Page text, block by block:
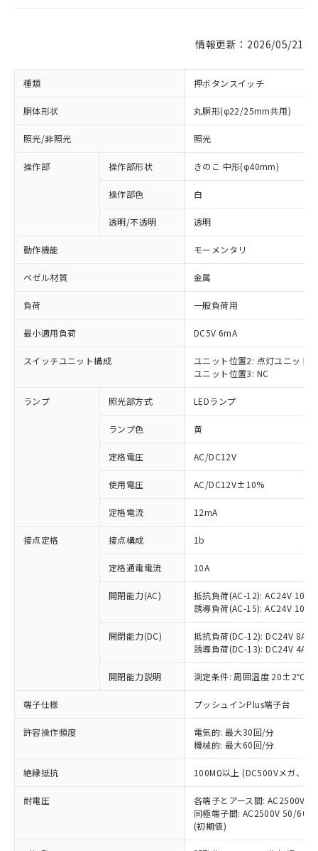
情報更新：2026/05/21
種類 押ボタンスイッチ
胴体形状 丸胴形(φ22/25mm共用)
照光/非照光 照光
操作部 操作部形状 きのこ 中形(φ40mm)
操作部色 白
透明/不透明 透明
動作機能 モーメンタリ
ベゼル材質 金属
負荷 一般負荷用
最小適用負荷 DC5V 6mA
スイッチユニット構成
ユニット位置2: 点灯ユニット
ユニット位置3: NC
ランプ 照光部方式 LEDランプ
ランプ色 黄
定格電圧 AC/DC12V
使用電圧 AC/DC12V±10%
定格電流 12mA
接点定格 接点構成 1b
定格通電電流 10A
開閉能力(AC)
抵抗負荷(AC-12): AC24V 10A/
誘導負荷(AC-15): AC24V
開閉能力(DC)
抵抗負荷(DC-12): DC24V 8A/
誘導負荷(DC-13): DC24V 4A/
開閉能力説明 測定条件: 周囲温度 20±2℃、
端子仕様 プッシュインPlus端子台
許容操作頻度
電気的: 最大30回/分
機械的: 最大60回/分
絶縁抵抗 100MΩ以上 (DC500Vメガ、点
耐電圧
各端子とアース間: AC2500V
同極端子間: AC2500V 50/
(初期値)
ご利用条件
以下の条件をお読みいただき、同意のうえ
ご利用ください。
本サービスは、当社制御機器事業取扱
商品の当社在庫状況および標準価格
(税抜)を提供させていただくもので
当社制御機器事業取扱商品の中には、
本サービスの対象外となる商品もある
ことをご了承ください。
在庫状況および標準価格照会結果は、
記載している更新日時点での社内デー
タに基づき作成されるものであり、閲
覧された時点での実際の在庫および標
準価格とは異なる場合があることをご
※1 対応状況
対応済み：EU RoHS指令（10物質）の
非含有に対応した製品が提供可能な商品で
対応予定：EU RoHS指令（10物質）の非含
有に対応した製品に切り替える予定のある
対応予定なし：EU RoHS指令（10物質）の
非含有に非対応の商品で、対応品を出す予
定はありません。
調査・確認中：EU RoHS指令（10物質）の
非含有の対応状況を調査中または確認中の
非該当品：ライセンス料など無形物で、有
害物質有無と関係のない商品です。
仕入先様の事情により、非含有部品として
いたものが、含有品と判明した場合などや
むを得ず変更することがあります。
鉛(Pb) 1000ppm以下、 水銀(Hg) 1000ppm以下、 カド
六価クロム(Cr(Ⅵ)) 1000ppm以下、ポリ臭化ビフェニル
類(PBB) 1000ppm以下、ポリ臭化ジフェニルエーテル類
(PBDE) 1000ppm以下、フタル酸ビス(2-エチルヘキシ
※1 中国RoHS○×表
「○」：最大均質材料含有率が中国RoHSの
基準値以下であることを示します。
「×」：最大均質材料含有率が中国RoHSの
基準値を超えていることを示します。
「－」：未確認です。当社販売部門へお問
い合わせください。
*中国RoHS10物質の基準値 (GB/T26572)：
Pb(鉛) :1000ppm、 Hg(水銀) : 1000ppm、 Cd(カドミウ
Cr(Ⅵ)(六価クロム) : 1000ppm、 PBBs(ポリ臭化ビフェ
当社は、これら貴社製品のうち、外国
為替および外国貿易法に定める商品
（以下｢規制貨物等」という）を輸出
国政府の輸出許可(または役務取引許
可)を取得するなどの必要な手続きを